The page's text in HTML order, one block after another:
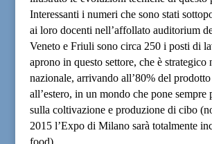
Interessanti i numeri che sono stati
ai loro docenti nell’affollato auditorium
Veneto e Friuli sono circa 250 i posti di
aprono in questo settore, che è strategico
nazionale, arrivando all’80% del
all’estero, in un mondo che pone sempre
sulla coltivazione e produzione di cibo
2015 l’Expo di Milano sarà totalmente
food).